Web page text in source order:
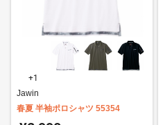
+1
Jawin
春夏 半袖ポロシャツ 55354